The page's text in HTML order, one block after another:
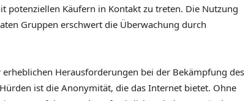
Käufern in Kontakt zu treten. Die Nutzung
Gruppen erschwert die Überwachung durch
Herausforderungen bei der Bekämpfung des
ist die Anonymität, die das Internet bietet. Ohne